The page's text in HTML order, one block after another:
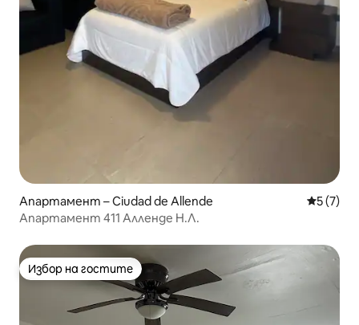
Апартамент – Ciudad de Allende Средна
5 (7)
Апартамент 411 Алленде Н.Л.
Избор на гостите
Избор на гостите